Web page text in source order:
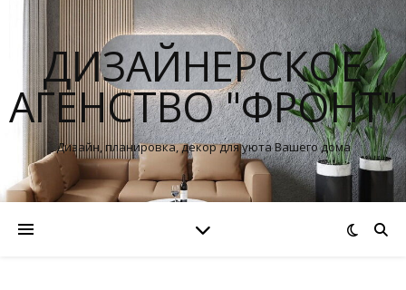
ДИЗАЙНЕРСКОЕ
АГЕНСТВО "ФРОНТ"
Дизайн, планировка, декор для уюта Вашего дома